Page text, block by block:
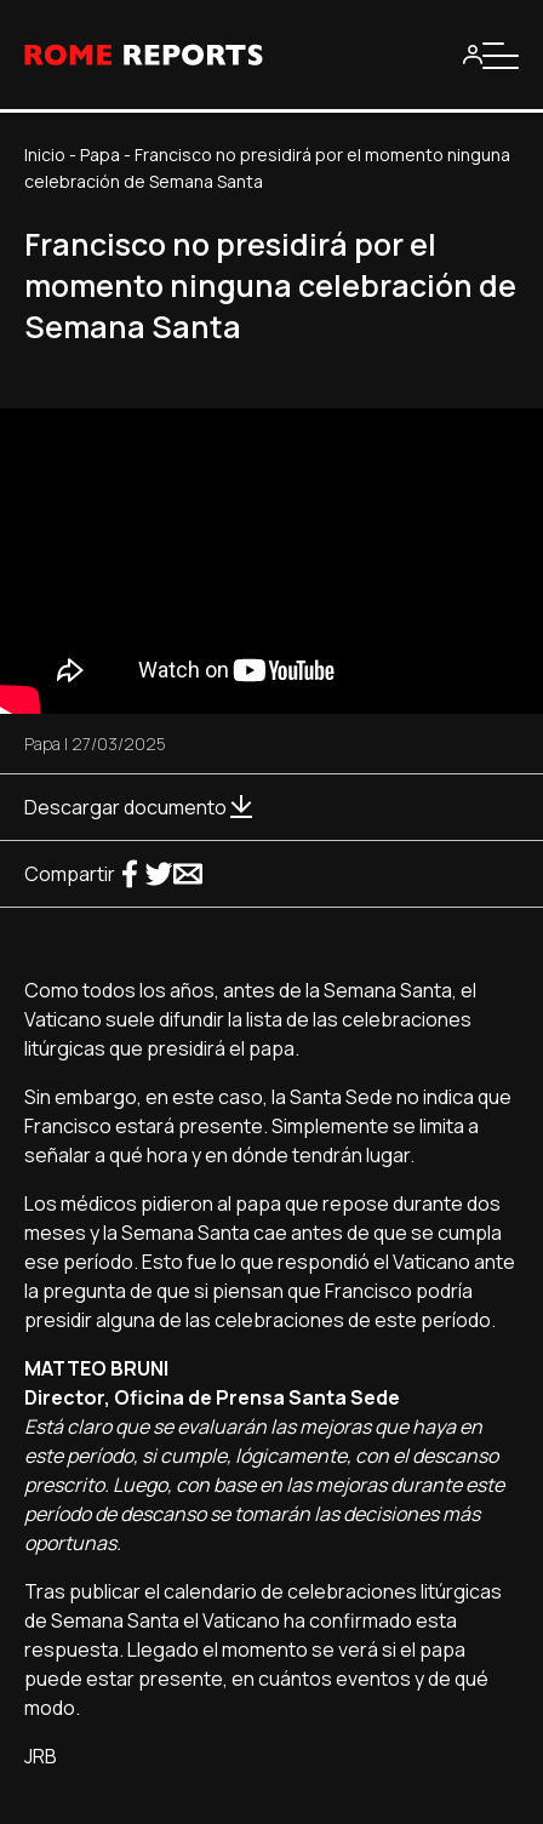
Inicio - Papa - Francisco no presidirá por el momento ninguna
celebración de Semana Santa
Francisco no presidirá por el
momento ninguna celebración de
Semana Santa
Papa | 27/03/2025
Descargar documento
Compartir
Como todos los años, antes de la Semana Santa, el
Vaticano suele difundir la lista de las celebraciones
litúrgicas que presidirá el papa.
Sin embargo, en este caso, la Santa Sede no indica que
Francisco estará presente. Simplemente se limita a
señalar a qué hora y en dónde tendrán lugar.
Los médicos pidieron al papa que repose durante dos
meses y la Semana Santa cae antes de que se cumpla
ese período. Esto fue lo que respondió el Vaticano ante
la pregunta de que si piensan que Francisco podría
presidir alguna de las celebraciones de este período.
MATTEO BRUNI
Director, Oficina de Prensa Santa Sede
Está claro que se evaluarán las mejoras que haya en
este período, si cumple, lógicamente, con el descanso
prescrito. Luego, con base en las mejoras durante este
período de descanso se tomarán las decisiones más
oportunas.
Tras publicar el calendario de celebraciones litúrgicas
de Semana Santa el Vaticano ha confirmado esta
respuesta. Llegado el momento se verá si el papa
puede estar presente, en cuántos eventos y de qué
modo.
JRB